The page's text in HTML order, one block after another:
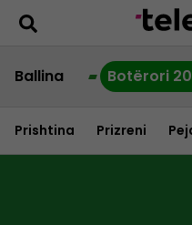
Ballina Botërori
Prishtina Prizreni